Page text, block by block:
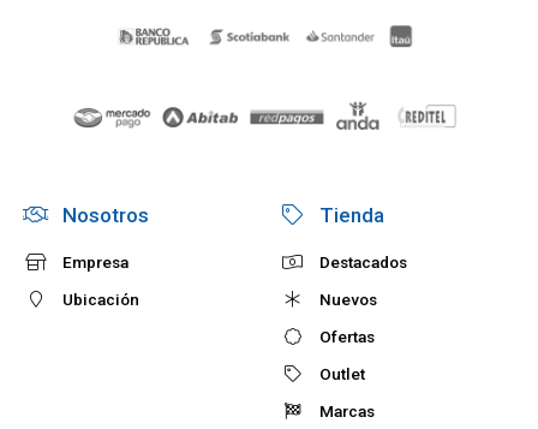
Nosotros
Empresa
Ubicación
Tienda
Destacados
Nuevos
Ofertas
Outlet
Marcas